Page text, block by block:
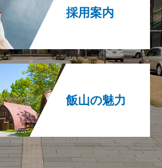
採用案内
飯山の魅力